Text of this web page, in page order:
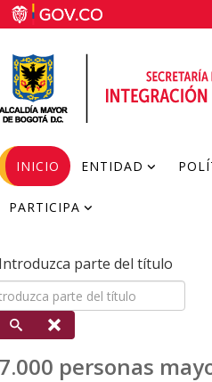
INICIO ENTIDAD
PARTICIPA
Introduzca parte del título
7.000 personas